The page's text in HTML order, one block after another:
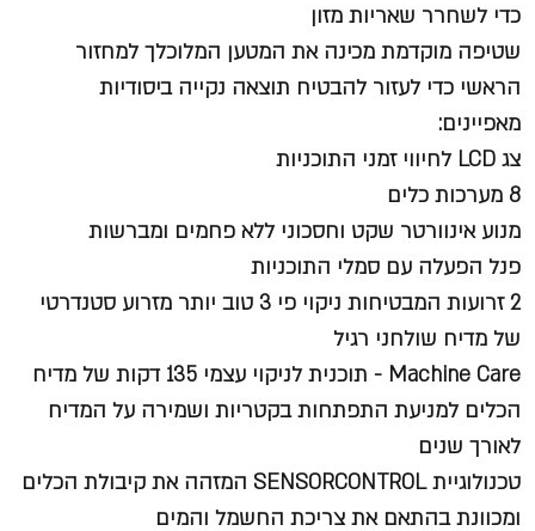
כדי לשחרר שאריות מזון
שטיפה מוקדמת מכינה את המטען המלוכלך למחזור
הראשי כדי לעזור להבטיח תוצאה נקייה ביסודיות
מאפיינים:
צג LCD לחיווי זמני התוכניות
8 מערכות כלים
מנוע אינוורטר שקט וחסכוני ללא פחמים ומברשות
פנל הפעלה עם סמלי התוכניות
2 זרועות המבטיחות ניקוי פי 3 טוב יותר מזרוע סטנדרטי
של מדיח שולחני רגיל
Machine Care - תוכנית לניקוי עצמי 135 דקות של מדיח
הכלים למניעת התפתחות בקטריות ושמירה על המדיח
לאורך שנים
טכנולוגיית SENSORCONTROL המזהה את קיבולת הכלים
ומכוונת בהתאם את צריכת החשמל והמים